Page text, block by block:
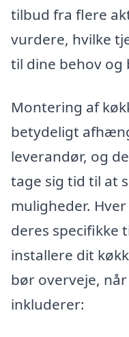
tilbud fra flere
vurdere, hvilke
til dine behov og
Montering af
betydeligt
leverandør, og
tage sig tid til at
muligheder.
deres specifikke
installere dit
bør overveje,
inkluderer: